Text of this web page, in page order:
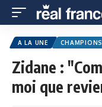
A LA UNE
Zidane :
moi que